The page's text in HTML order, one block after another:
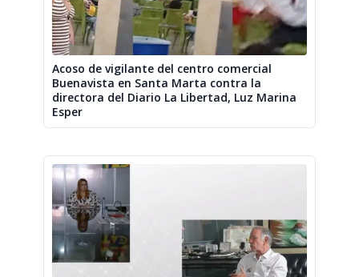
Acoso de vigilante del centro comercial
Buenavista en Santa Marta contra la
directora del Diario La Libertad, Luz Marina
Esper